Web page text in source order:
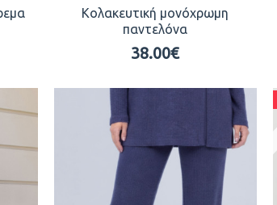
Κολακευτική μονόχρωμη
παντελόνα
38.00€